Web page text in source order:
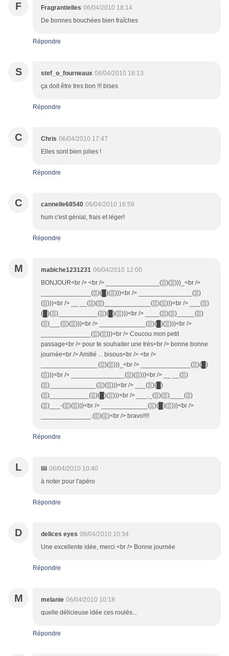
F Fragrantielles 06/04/2010 18:14
De bonnes bouchées bien fraîches
Répondre
S stef_o_fourneaux 06/04/2010 18:13
ça doit être tres bon !!! bises
Répondre
C Chris 06/04/2010 17:47
Elles sont bien jolies !
Répondre
C cannelle68540 06/04/2010 16:59
hum c'est génial, frais et léger!
Répondre
M mabiche1231231 06/04/2010 12:00
BONJOUR<br /> <br /> _______________(▒)(▒)))_<br />
______________(▒)(█)(▒)))<br /> _______________(▒)
(▒)))<br /> __ __(▒)(▒)_____________(▒)(▒)))<br /> ___(▒)
(█)(▒)___________(▒)(█)(▒)))<br /> ____(▒)(▒)_____(▒)
(▒)___(▒)(▒)))<br /> _____________(▒)(█)(▒)))<br />
______________(▒)(▒)))<br /> Coucou mon petit
passage<br /> pour te souhaiter une très<br /> bonne bonne
journée<br /> Amitié ... bisous<br /> <br />
________________(▒)(▒)))_<br /> ______________(▒)(█)
(▒)))<br /> _______________(▒)(▒)))<br /> __ __(▒)
(▒)_____________(▒)(▒)))<br /> ___(▒)(█)
(▒)___________(▒)(█)(▒)))<br /> ___._(▒)(▒)____(▒)
(▒)___-(▒)(▒)))<br /> _____________(▒)(█)(▒)))<br />
______________.(▒)(▒)<br /> bravo!!!!
Répondre
L lili 06/04/2010 10:40
à noter pour l'apéro
Répondre
D delices eyes 06/04/2010 10:34
Une excellente idée, merci.<br /> Bonne journée
Répondre
M melanie 06/04/2010 10:18
quelle délicieuse idée ces roulés...
Répondre